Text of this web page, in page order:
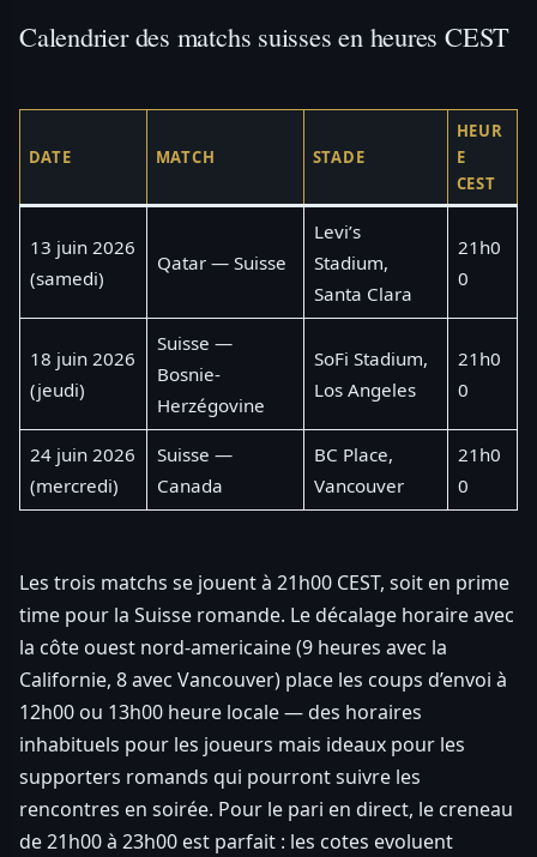
Calendrier des matchs suisses en heures CEST
DATE MATCH STADE
HEUR
E
CEST
13 juin 2026
(samedi)
Qatar — Suisse
Levi’s
Stadium,
Santa Clara
21h0
0
18 juin 2026
(jeudi)
Suisse —
Bosnie-
Herzégovine
SoFi Stadium,
Los Angeles
21h0
0
24 juin 2026
(mercredi)
Suisse —
Canada
BC Place,
Vancouver
21h0
0
Les trois matchs se jouent à 21h00 CEST, soit en prime
time pour la Suisse romande. Le décalage horaire avec
la côte ouest nord-americaine (9 heures avec la
Californie, 8 avec Vancouver) place les coups d’envoi à
12h00 ou 13h00 heure locale — des horaires
inhabituels pour les joueurs mais ideaux pour les
supporters romands qui pourront suivre les
rencontres en soirée. Pour le pari en direct, le creneau
de 21h00 à 23h00 est parfait : les cotes evoluent